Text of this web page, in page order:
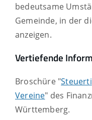
bedeutsame
Gemeinde, in der
anzeigen.
Vertiefende
Broschüre "
Vereine" des
Württemberg.